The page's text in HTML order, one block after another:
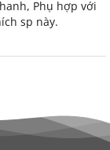
Phụ hợp với
sp này.